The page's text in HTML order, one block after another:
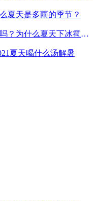
夏天是多雨的季节？
夏天雨水多对冬天有什么影响吗？为什么夏天下冰雹而冬天不下冰雹
夏天喝什么汤解暑